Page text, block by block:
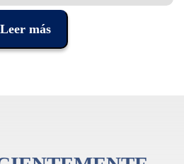
al método Orff. Esta variedad
cuidado diseño y la calidad, hacen de
y una de las más importantes
de percusión.
Leer más